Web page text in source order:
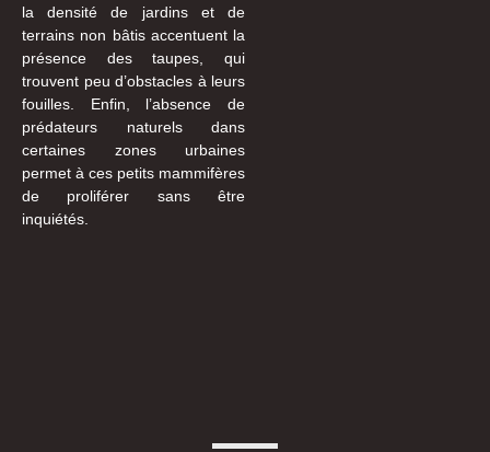
la densité de jardins et de
terrains non bâtis accentuent la
présence des taupes, qui
trouvent peu d’obstacles à leurs
fouilles. Enfin, l’absence de
prédateurs naturels dans
certaines zones urbaines
permet à ces petits mammifères
de proliférer sans être
inquiétés.